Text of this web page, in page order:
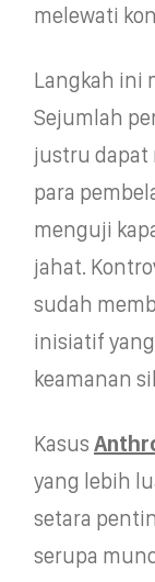
melewati
Langkah ini
Sejumlah
justru dapat
para
menguji
jahat.
sudah
inisiatif
keamanan
Kasus
yang lebih
setara
serupa